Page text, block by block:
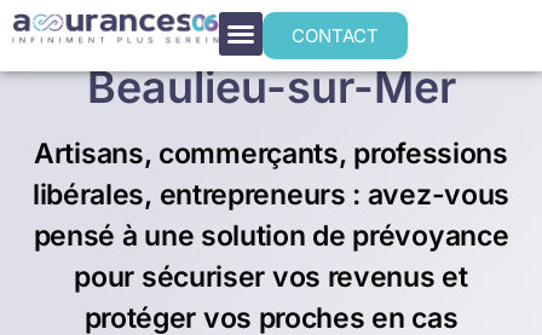
CONTACT
Prévoyance TNS à
Beaulieu-sur-Mer
Artisans, commerçants, professions
libérales, entrepreneurs : avez-vous
pensé à une solution de prévoyance
pour sécuriser vos revenus et
protéger vos proches en cas